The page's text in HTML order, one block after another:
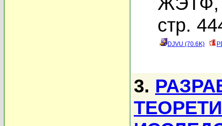
стр.
DJVU (70.6K)
3.